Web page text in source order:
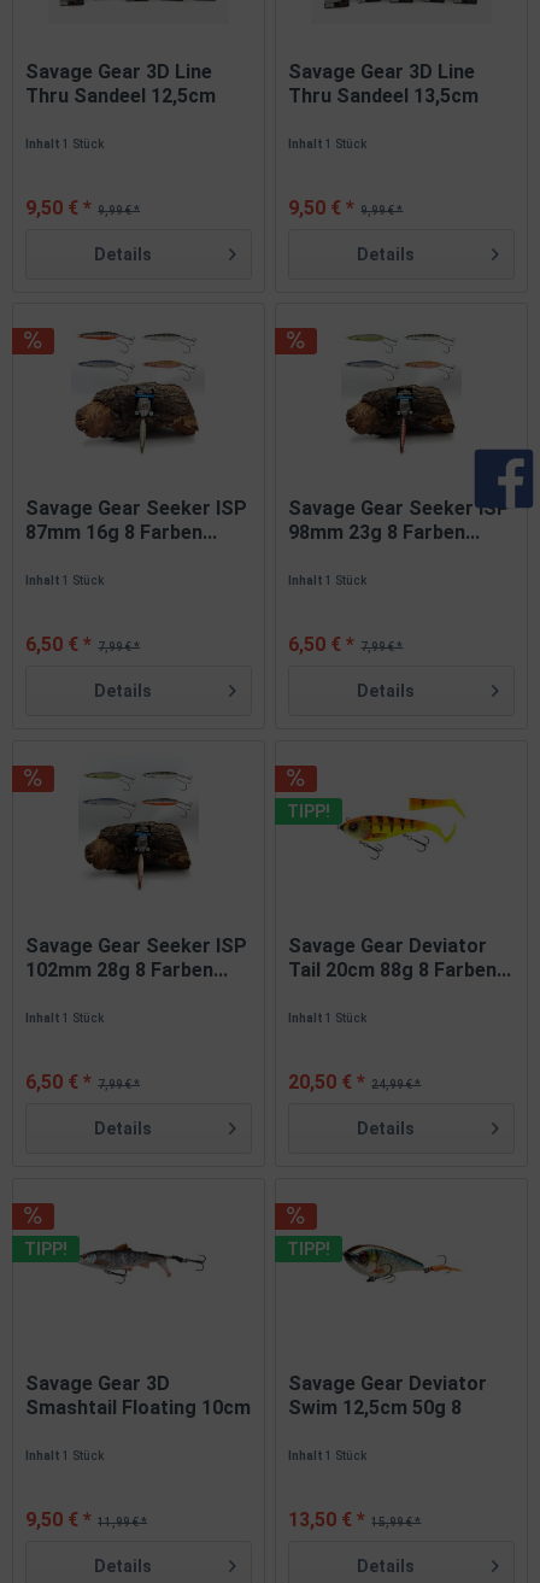
Savage Gear 3D Line
Thru Sandeel 12,5cm
Inhalt1 Stück
9,99 € *
9,50 € *
Details
Savage Gear 3D Line
Thru Sandeel 13,5cm
Inhalt1 Stück
9,99 € *
9,50 € *
Details
Savage Gear Seeker ISP
87mm 16g 8 Farben...
Inhalt1 Stück
7,99 € *
6,50 € *
Details
Savage Gear Seeker ISP
98mm 23g 8 Farben...
Inhalt1 Stück
7,99 € *
6,50 € *
Details
Savage Gear Seeker ISP
102mm 28g 8 Farben...
Inhalt1 Stück
7,99 € *
6,50 € *
Details
TIPP!
Savage Gear Deviator
Tail 20cm 88g 8 Farben...
Inhalt1 Stück
24,99 € *
20,50 € *
Details
TIPP!
Savage Gear 3D
Smashtail Floating 10cm
Inhalt1 Stück
11,99 € *
9,50 € *
Details
TIPP!
Savage Gear Deviator
Swim 12,5cm 50g 8
Inhalt1 Stück
15,99 € *
13,50 € *
Details